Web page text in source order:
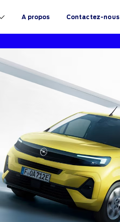
Contactez-nous
A propos